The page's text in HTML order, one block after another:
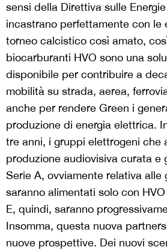
sensi della Direttiva sulle
incastrano perfettamente con le
torneo calcistico così amato,
biocarburanti HVO sono una
disponibile per contribuire a
mobilità su strada, aerea,
anche per rendere Green i
produzione di energia elettrica.
tre anni, i gruppi elettrogeni che
produzione audiovisiva curata e
Serie A, ovviamente relativa alle
saranno alimentati solo con
E, quindi, saranno
Insomma, questa nuova
nuove prospettive. Dei nuovi